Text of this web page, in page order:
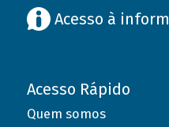
Acesso à
Acesso Rápido
Quem somos